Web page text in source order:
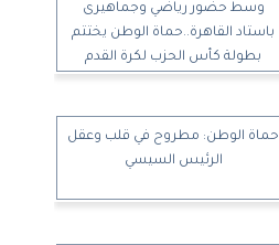
وسط حضور رياضي وجماهيرى
باستاد القاهرة..حماة الوطن يختتم
بطولة كأس الحزب لكرة القدم
حماة الوطن: مطروح في قلب وعقل
الرئيس السيسي